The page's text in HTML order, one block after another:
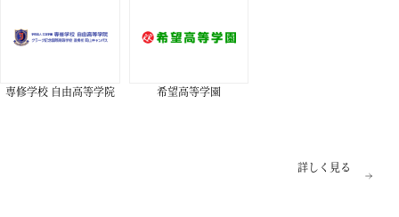
専修学校 自由高等学院 希望高等学園
詳しく見る